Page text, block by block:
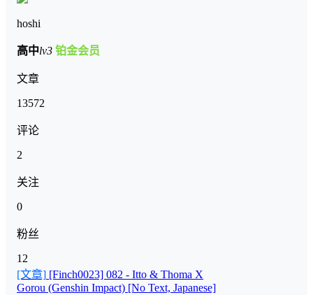
hoshi
高中lv3 铂金会员
文章
13572
评论
2
关注
0
粉丝
12
[文章] [Finch0023] 082 - Itto & Thoma X
Gorou (Genshin Impact) [No Text, Japanese]